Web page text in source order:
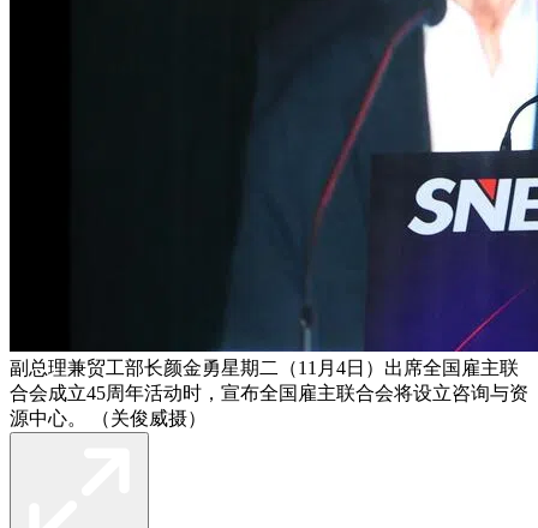
副总理兼贸工部长颜金勇星期二（11月4日）出席全国雇主联
合会成立45周年活动时，宣布全国雇主联合会将设立咨询与资
源中心。 （关俊威摄）